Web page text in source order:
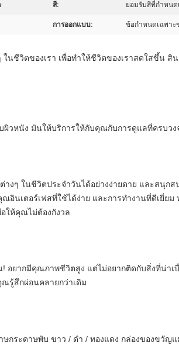
สี: ยอมรับสีที่กำหนด
การออกแบบ: ข้อกำหนดเฉพาะ
ในชีวิตของเรา เพื่อทําให้ชีวิตของเราสดใสขึ้
วหนัง มันให้บริการให้กับคุณกับการดูแลที่ครบวง
ๆ ในชีวิตประจําวันได้อย่างง่ายดาย และสนุก
อินเตอร์เฟสที่ใช้ได้ง่าย และการทํางานที่ดีเยี่
ให้คุณไม่ต้องกังวล
อยากมีคุณภาพชีวิตสูง แต่ไม่อยากติดกับสิ่งที่น่
รู้สึกผ่อนคลายกว่าเดิม